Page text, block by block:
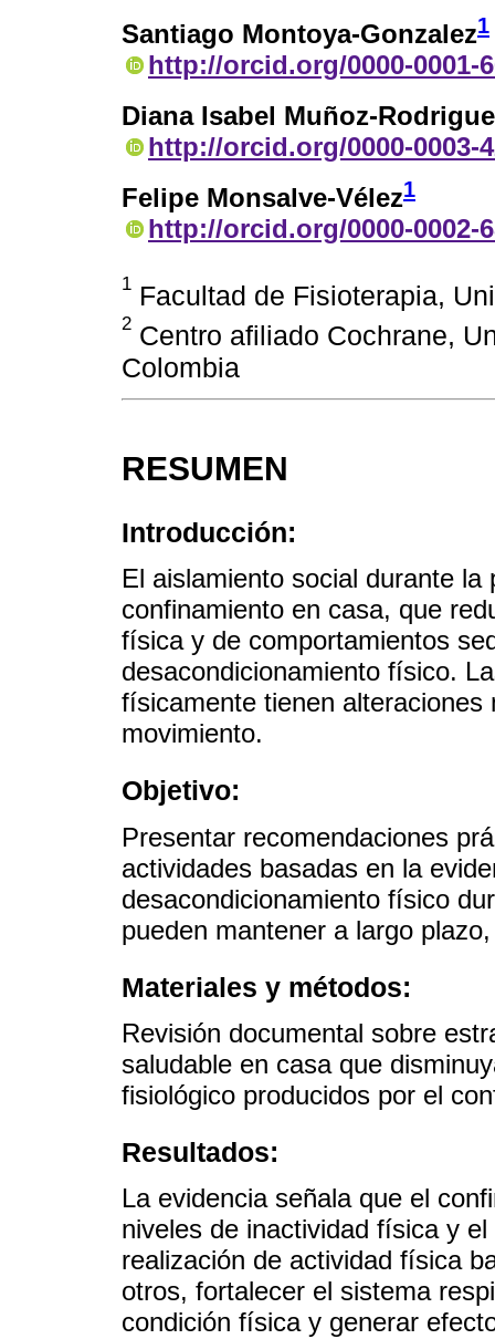
Santiago Montoya-Gonzalez1
http://orcid.org/0000-0001-
Diana Isabel Muñoz-
http://orcid.org/0000-0003-
Felipe Monsalve-Vélez1
http://orcid.org/0000-0002-
1 Facultad de Fisioterapia,
2 Centro afiliado Cochrane,
Colombia
RESUMEN
Introducción:
El aislamiento social durante
confinamiento en casa, que
física y de comportamientos
desacondicionamiento físico.
físicamente tienen
movimiento.
Objetivo:
Presentar recomendaciones
actividades basadas en la
desacondicionamiento físico
pueden mantener a largo
Materiales y métodos:
Revisión documental sobre
saludable en casa que
fisiológico producidos por el
Resultados:
La evidencia señala que el
niveles de inactividad física y
realización de actividad física
otros, fortalecer el sistema
condición física y generar